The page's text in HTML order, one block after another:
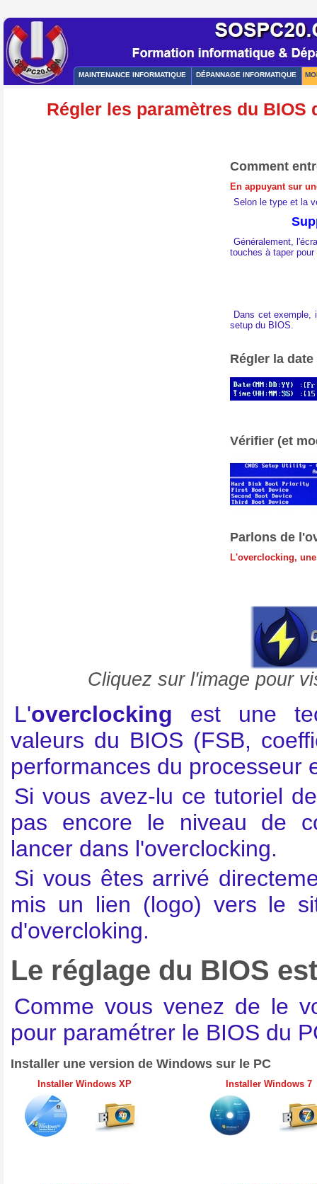
MAINTENANCE INFORMATIQUE DÉPANNAGE INFORMATIQUE
Régler les paramètres du BIOS
Comment
En appuyant sur
Selon le type et la
Généralement,
touches à taper
Dans cet exemple,
setup du BIOS.
Régler la
Vérifier (et
Parlons de
L'overclocking,
Cliquez sur l'image pour
L'overclocking est une
valeurs du BIOS (FSB,
performances du processeur
Si vous avez-lu ce tutoriel
pas encore le niveau de
lancer dans l'overclocking.
Si vous êtes arrivé
mis un lien (logo) vers le
d'overcloking.
Le réglage du BIOS
Comme vous venez de le
pour paramétrer le BIOS du
Installer une version de Windows sur le PC
Installer Windows XP Installer Windows 7